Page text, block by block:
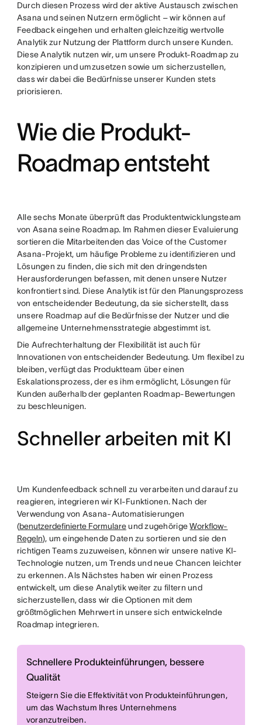
Durch diesen Prozess wird der aktive Austausch zwischen
Asana und seinen Nutzern ermöglicht – wir können auf
Feedback eingehen und erhalten gleichzeitig wertvolle
Analytik zur Nutzung der Plattform durch unsere Kunden.
Diese Analytik nutzen wir, um unsere Produkt-Roadmap zu
konzipieren und umzusetzen sowie um sicherzustellen,
dass wir dabei die Bedürfnisse unserer Kunden stets
priorisieren.
Wie die Produkt-
Roadmap entsteht
Alle sechs Monate überprüft das Produktentwicklungsteam
von Asana seine Roadmap. Im Rahmen dieser Evaluierung
sortieren die Mitarbeitenden das Voice of the Customer
Asana-Projekt, um häufige Probleme zu identifizieren und
Lösungen zu finden, die sich mit den dringendsten
Herausforderungen befassen, mit denen unsere Nutzer
konfrontiert sind. Diese Analytik ist für den Planungsprozess
von entscheidender Bedeutung, da sie sicherstellt, dass
unsere Roadmap auf die Bedürfnisse der Nutzer und die
allgemeine Unternehmensstrategie abgestimmt ist.
Die Aufrechterhaltung der Flexibilität ist auch für
Innovationen von entscheidender Bedeutung. Um flexibel zu
bleiben, verfügt das Produktteam über einen
Eskalationsprozess, der es ihm ermöglicht, Lösungen für
Kunden außerhalb der geplanten Roadmap-Bewertungen
zu beschleunigen.
Schneller arbeiten mit KI
Um Kundenfeedback schnell zu verarbeiten und darauf zu
reagieren, integrieren wir KI-Funktionen. Nach der
Verwendung von Asana-Automatisierungen
(benutzerdefinierte Formulareund zugehörigeWorkflow-
Regeln), um eingehende Daten zu sortieren und sie den
richtigen Teams zuzuweisen, können wir unsere native KI-
Technologie nutzen, um Trends und neue Chancen leichter
zu erkennen. Als Nächstes haben wir einen Prozess
entwickelt, um diese Analytik weiter zu filtern und
sicherzustellen, dass wir die Optionen mit dem
größtmöglichen Mehrwert in unsere sich entwickelnde
Roadmap integrieren.
Schnellere Produkteinführungen, bessere
Qualität
Steigern Sie die Effektivität von Produkteinführungen,
um das Wachstum Ihres Unternehmens
voranzutreiben.